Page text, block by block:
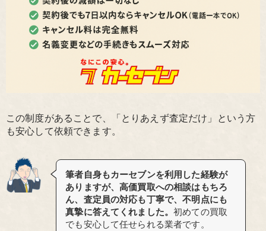
この制度があることで、「とりあえず査定だけ」という方
も安心して依頼できます。
筆者自身もカーセブンを利用した経験が
ありますが、高価買取への相談はもちろ
ん、査定員の対応も丁寧で、不明点にも
真摯に答えてくれました。初めての買取
でも安心して任せられる業者です。